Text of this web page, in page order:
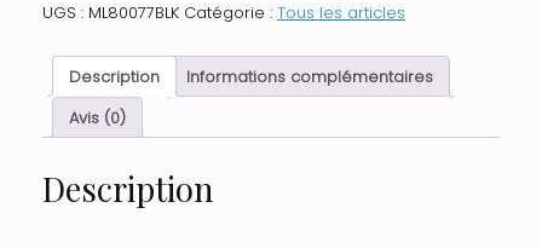
transparent
dentelle
Taille
TU
OS,
Couleur
UGS : ML80077BLK Catégorie : Tous les articles
Description
Informations complémentaires
Avis (0)
Description